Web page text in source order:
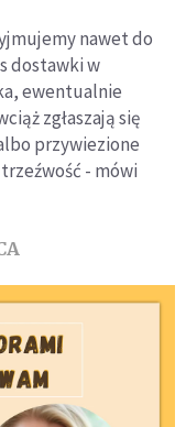
nawet do
dostawki w
ewentualnie
zgłaszają się
przywiezione
- mówi